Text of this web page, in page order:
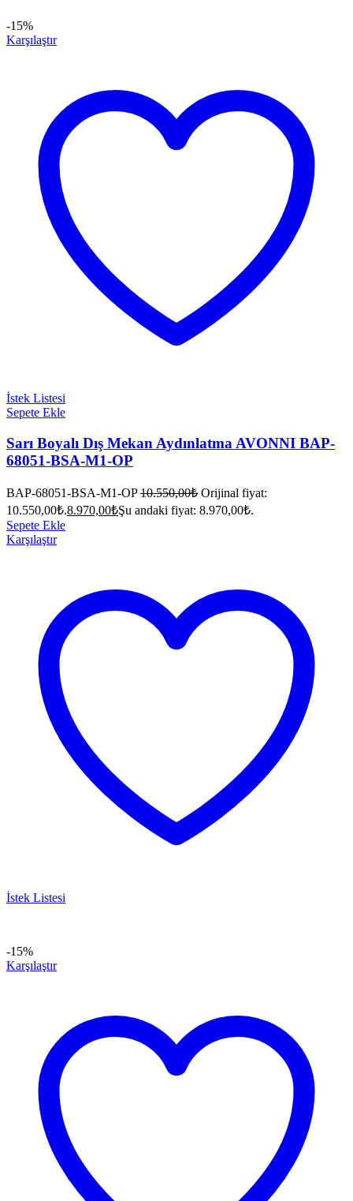
-15%
Karşılaştır
İstek Listesi
Sepete Ekle
Sarı Boyalı Dış Mekan Aydınlatma AVONNI BAP-
68051-BSA-M1-OP
BAP-68051-BSA-M1-OP 10.550,00₺ Orijinal fiyat:
10.550,00₺.8.970,00₺Şu andaki fiyat: 8.970,00₺.
Sepete Ekle
Karşılaştır
İstek Listesi
-15%
Karşılaştır